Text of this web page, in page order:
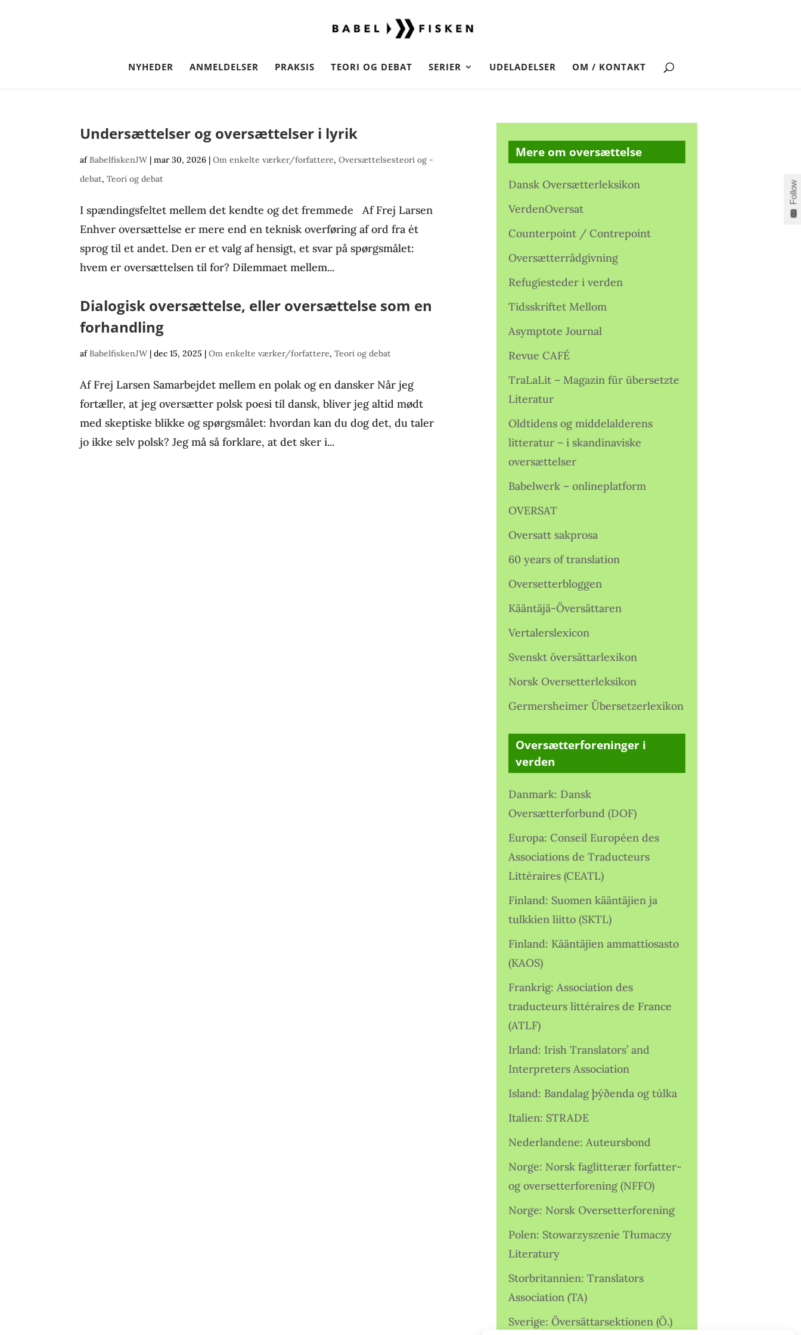
NYHEDER ANMELDELSER PRAKSIS TEORI OG DEBAT SERIER UDELADELSER OM / KONTAKT
Undersættelser og oversættelser i lyrik
afBabelfiskenJW |mar 30, 2026 |Om enkelte værker/forfattere,Oversættelsesteori og -
debat,Teori og debat
I spændingsfeltet mellem det kendte og det fremmede Af Frej Larsen
Enhver oversættelse er mere end en teknisk overføring af ord fra ét
sprog til et andet. Den er et valg af hensigt, et svar på spørgsmålet:
hvem er oversættelsen til for? Dilemmaet mellem...
Dialogisk oversættelse, eller oversættelse som en
forhandling
afBabelfiskenJW |dec 15, 2025 |Om enkelte værker/forfattere,Teori og debat
Af Frej Larsen Samarbejdet mellem en polak og en dansker Når jeg
fortæller, at jeg oversætter polsk poesi til dansk, bliver jeg altid mødt
med skeptiske blikke og spørgsmålet: hvordan kan du dog det, du taler
jo ikke selv polsk? Jeg må så forklare, at det sker i...
Mere om oversættelse
Dansk Oversætterleksikon
VerdenOversat
Counterpoint / Contrepoint
Oversætterrådgivning
Refugiesteder i verden
Tidsskriftet Mellom
Asymptote Journal
Revue CAFÉ
TraLaLit – Magazin für übersetzte
Literatur
Oldtidens og middelalderens
litteratur – i skandinaviske
oversættelser
Babelwerk – onlineplatform
OVERSAT
Oversatt sakprosa
60 years of translation
Oversetterbloggen
Kääntäjä-Översättaren
Vertalerslexicon
Svenskt översättarlexikon
Norsk Oversetterleksikon
Germersheimer Übersetzerlexikon
Oversætterforeninger i
verden
Danmark: Dansk
Oversætterforbund (DOF)
Europa: Conseil Européen des
Associations de Traducteurs
Littéraires (CEATL)
Finland: Suomen kääntäjien ja
tulkkien liitto (SKTL)
Finland: Kääntäjien ammattiosasto
(KAOS)
Frankrig: Association des
traducteurs littéraires de France
(ATLF)
Irland: Irish Translators’ and
Interpreters Association
Island: Bandalag þýðenda og túlka
Italien: STRADE
Nederlandene: Auteursbond
Norge: Norsk faglitterær forfatter-
og oversetterforening (NFFO)
Norge: Norsk Oversetterforening
Polen: Stowarzyszenie Tłumaczy
Literatury
Storbritannien: Translators
Association (TA)
Sverige: Översättarsektionen (Ö.)
Follow